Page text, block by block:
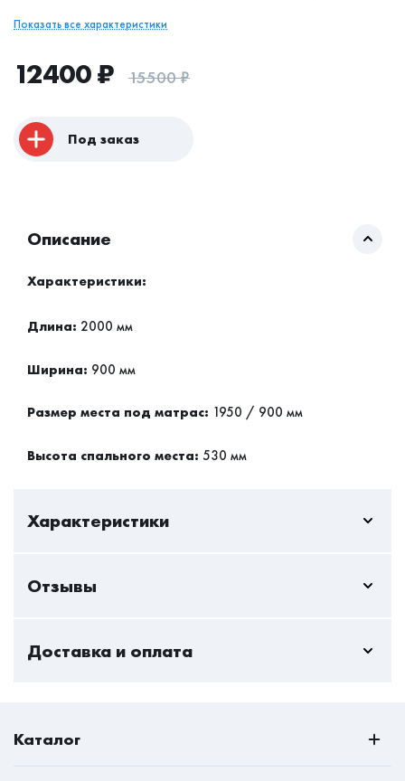
Показать все характеристики
12400₽ 15500₽
Под заказ
Описание
Характеристики:
Длина: 2000 мм
Ширина: 900 мм
Размер места под матрас: 1950 / 900 мм
Высота спального места: 530 мм
Характеристики
Отзывы
Пока нет отзывов - вы можете стать первым
Только авторизованный пользователь может оставлять
Доставка и оплата
максимально безопасна как для клиентов, так и
Каталог